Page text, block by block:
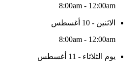
8:00am - 12:00am
الاثنين - 10 أغسطس
8:00am - 12:00am
يوم الثلاثاء - 11 أغسطس